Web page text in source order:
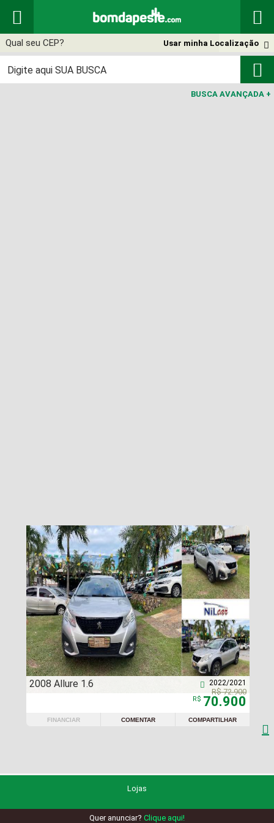
 

Usar minha Localização

BUSCA AVANÇADA +
2008 Allure 1.6 2022/2021

R$ 70.900
R$ 72.900
FINANCIAR COMENTAR COMPARTILHAR

Lojas
Quer anunciar? Clique aqui!